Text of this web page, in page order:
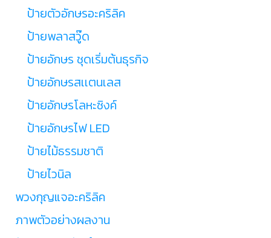
ป้ายตัวอักษรอะคริลิค
ป้ายพลาสวู๊ด
ป้ายอักษร ชุดเริ่มต้นธุรกิจ
ป้ายอักษรสเเตนเลส
ป้ายอักษรโลหะซิงค์
ป้ายอักษรไฟ LED
ป้ายไม้ธรรมชาติ
ป้ายไวนิล
พวงกุญแจอะคริลิค
ภาพตัวอย่างผลงาน